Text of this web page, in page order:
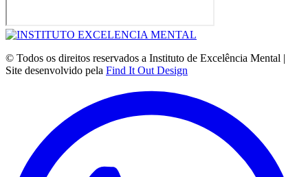
© Todos os direitos reservados a Instituto de Excelência Mental |
Site desenvolvido pela Find It Out Design